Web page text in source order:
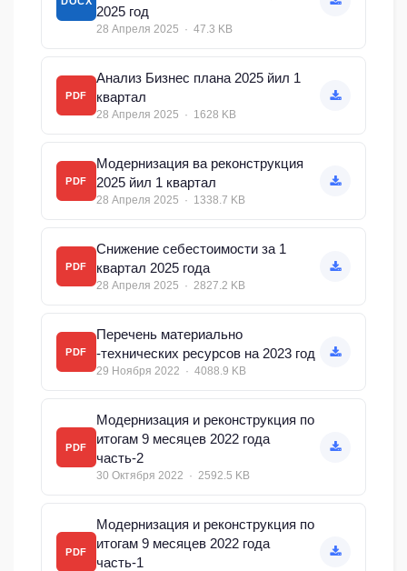
2025 год
28 Апреля 2025 · 47.3 KB
PDF
Анализ Бизнес плана 2025 йил 1
квартал
28 Апреля 2025 · 1628 KB
PDF
Модернизация ва реконструкция
2025 йил 1 квартал
28 Апреля 2025 · 1338.7 KB
PDF
Снижение себестоимости за 1
квартал 2025 года
28 Апреля 2025 · 2827.2 KB
PDF
Перечень материально
-технических ресурсов на 2023 год
29 Ноября 2022 · 4088.9 KB
PDF
Модернизация и реконструкция по
итогам 9 месяцев 2022 года
часть-2
30 Октября 2022 · 2592.5 KB
PDF
Модернизация и реконструкция по
итогам 9 месяцев 2022 года
часть-1